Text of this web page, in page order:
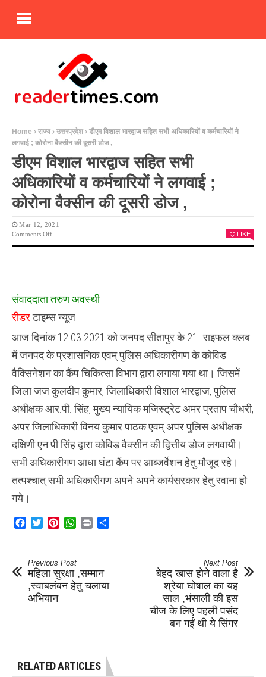
Home राज्य उत्तरप्रदेश
डीएम विशाल भारद्वाज सहित सभी अधिकारियों व कर्मचारियों ने
लगवाई ; कोरोना वैक्सीन की दूसरी डोज ,
डीएम विशाल भारद्वाज सहित सभी
अधिकारियों व कर्मचारियों ने लगवाई ;
कोरोना वैक्सीन की दूसरी डोज ,
Mar 12, 2021
Comments OffOn
व
ने
;
वैक्सीन
दूसरी
,
LIKE
संवाददाता तरुण अवस्थी
रीडरटाइम्स न्यूज
आज दिनांक 12.03.2021 को जनपद सीतापुर के 21- राइफल क्लब
में जनपद के प्रशासनिक एवम् पुलिस अधिकारीगण के कोविड
वैक्सिनेशन का कैंप चिकित्सा विभाग द्वारा लगाया गया था। जिसमें
जिला जज कुलदीप कुमार, जिलाधिकारी विशाल भारद्वाज, पुलिस
अधीक्षक आर.पी. सिंह, मुख्य न्यायिक मजिस्ट्रेट अमर प्रताप चौधरी,
अपर जिलाधिकारी विनय कुमार पाठक एवम् अपर पुलिस अधीक्षक
दक्षिणी एन.पी.सिंह द्वारा कोविड वैक्सीन की द्वित्तीय डोज लगवायी।
सभी अधिकारीगण आधा घंटा कैंप पर आब्जर्वेशन हेतु मौजूद रहे।
तत्पश्चात् सभी अधिकारीगण अपने-अपने कार्यसरकार हेतु रवाना हो
गये।
Facebook
TwitterPinterestWhatsApp
Print
Previous Post
महिला सुरक्षा ,सम्मान
,स्वाबलंबन हेतु चलाया
अभियान
Next Post
बेहद खास होने वाला है
श्रेया घोषाल का यह
साल ,भंसाली की इस
चीज के लिए पहली पसंद
बन गईं थी ये सिंगर
RELATED ARTICLES